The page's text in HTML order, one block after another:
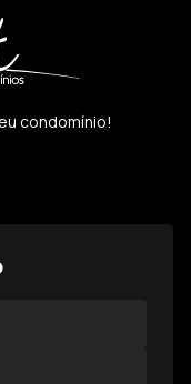
condomínio!